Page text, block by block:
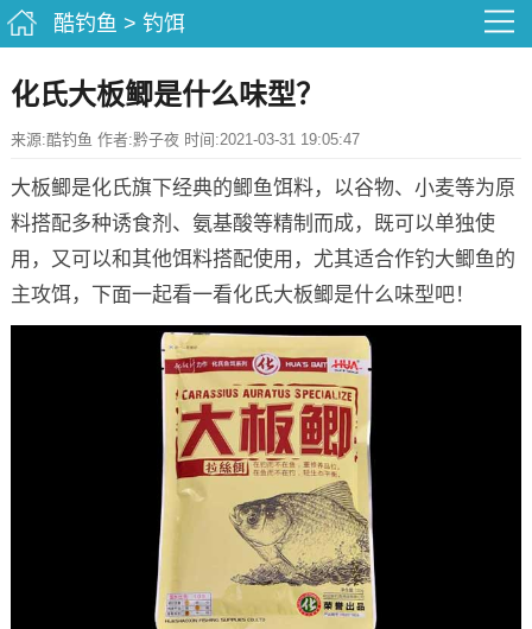
酷钓鱼 > 钓饵
化氏大板鲫是什么味型？
来源:酷钓鱼 作者:黔子夜 时间:2021-03-31 19:05:47
大板鲫是化氏旗下经典的鲫鱼饵料，以谷物、小麦等为原
料搭配多种诱食剂、氨基酸等精制而成，既可以单独使
用，又可以和其他饵料搭配使用，尤其适合作钓大鲫鱼的
主攻饵，下面一起看一看化氏大板鲫是什么味型吧！